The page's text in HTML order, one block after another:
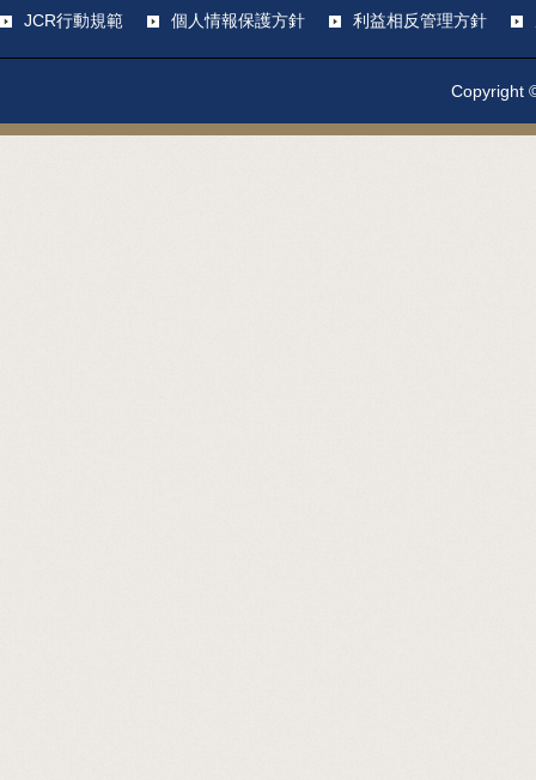
JCR行動規範 個人情報保護方針 利益相反管理方針
Copyright